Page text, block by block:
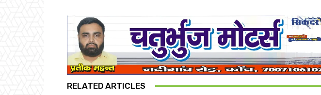
RELATED ARTICLES